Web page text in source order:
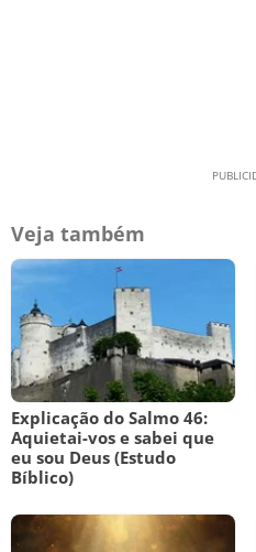
Veja também
Explicação do Salmo 46:
Aquietai-vos e sabei que
eu sou Deus (Estudo
Bíblico)